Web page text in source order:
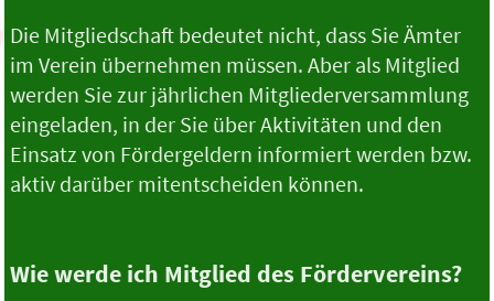
Die Mitgliedschaft bedeutet nicht, dass Sie Ämter
im Verein übernehmen müssen. Aber als Mitglied
werden Sie zur jährlichen Mitgliederversammlung
eingeladen, in der Sie über Aktivitäten und den
Einsatz von Fördergeldern informiert werden bzw.
aktiv darüber mitentscheiden können.
Wie werde ich Mitglied des Fördervereins?